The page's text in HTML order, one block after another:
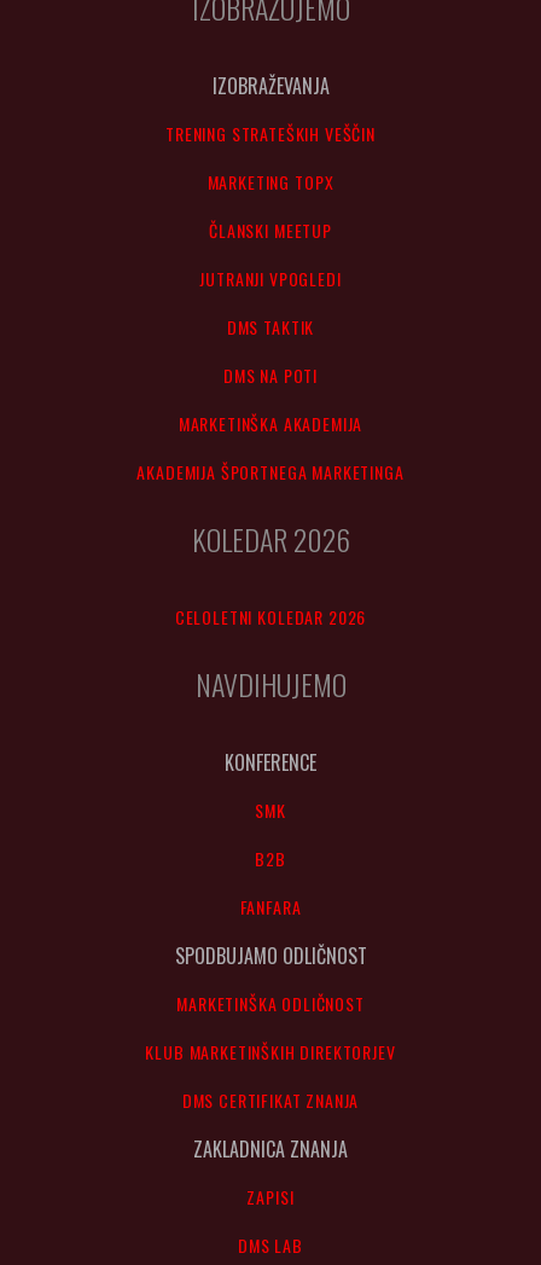
IZOBRAŽEVANJA
TRENING STRATEŠKIH VEŠČIN
MARKETING TOPX
ČLANSKI MEETUP
JUTRANJI VPOGLEDI
DMS TAKTIK
DMS NA POTI
MARKETINŠKA AKADEMIJA
AKADEMIJA ŠPORTNEGA MARKETINGA
KOLEDAR 2026
CELOLETNI KOLEDAR 2026
NAVDIHUJEMO
KONFERENCE
SMK
B2B
FANFARA
SPODBUJAMO ODLIČNOST
MARKETINŠKA ODLIČNOST
KLUB MARKETINŠKIH DIREKTORJEV
DMS CERTIFIKAT ZNANJA
ZAKLADNICA ZNANJA
ZAPISI
DMS LAB